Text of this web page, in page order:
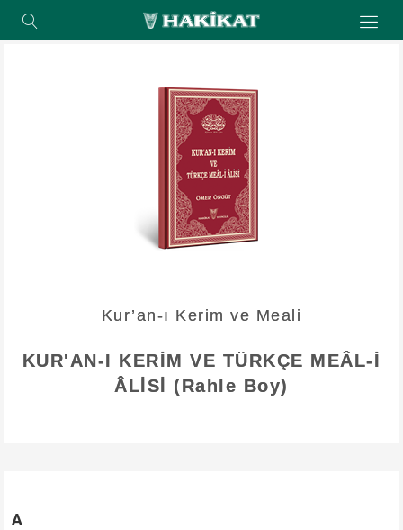
Kur’an-ı Kerim ve Meali
KUR'AN-I KERİM VE TÜRKÇE MEÂL-İ
ÂLİSİ (Rahle Boy)
A